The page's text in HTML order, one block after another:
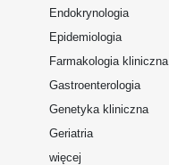
Endokrynologia
Epidemiologia
Farmakologia kliniczna
Gastroenterologia
Genetyka kliniczna
Geriatria
więcej